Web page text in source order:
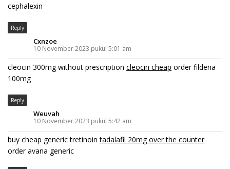
cephalexin
Reply
Cxnzoe
10 November 2023 pukul 5:01 am
cleocin 300mg without prescription cleocin cheap order fildena
100mg
Reply
Weuvah
10 November 2023 pukul 5:42 am
buy cheap generic tretinointadalafil 20mg over the counter
order avana generic